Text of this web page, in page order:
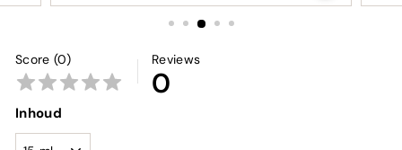
Score (0) Reviews
0
Inhoud